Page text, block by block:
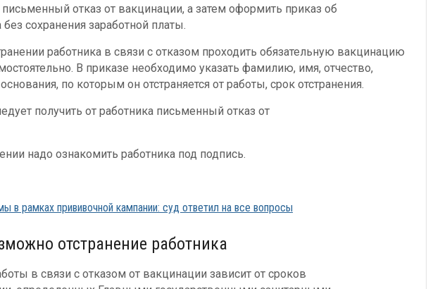
письменный отказ от вакцинации, а затем оформить приказ об
без сохранения заработной платы.
работника в связи с отказом проходить обязательную вакцинацию
В приказе необходимо указать фамилию, имя, отчество,
по которым он отстраняется от работы, срок отстранения.
получить от работника письменный отказ от
надо ознакомить работника под подпись.
в рамках прививочной кампании: суд ответил на все вопросы
отстранение работника
в связи с отказом от вакцинации зависит от сроков